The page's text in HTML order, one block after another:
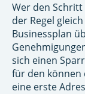
Wer den
der Regel
Businessplan
sich einen
für den können
eine erste